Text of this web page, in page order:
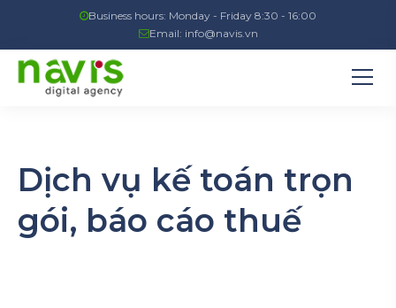
Business hours: Monday - Friday 8:30 - 16:00
Email: info@navis.vn
Dịch vụ kế toán trọn
gói, báo cáo thuế